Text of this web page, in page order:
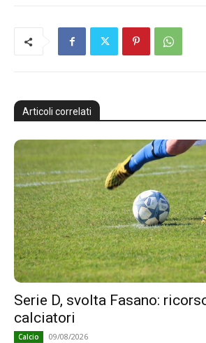
Articoli correlati
Serie D, svolta Fasano:
calciatori
Calcio 09/08/2026